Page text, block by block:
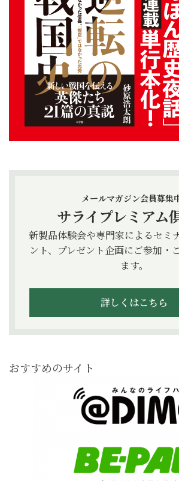
メールマガジン会員募集
サライプレミアム
新製品体験会や専門家によるセミ
ント、プレゼント企画にご参加・
ます。
詳しくはこちら
おすすめのサイト